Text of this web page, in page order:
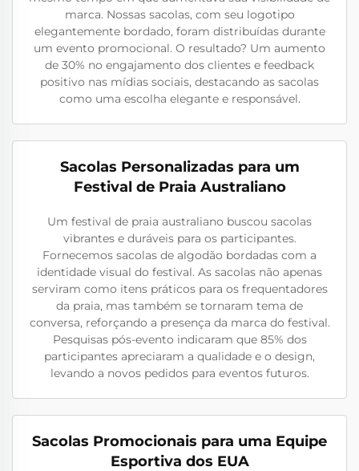
marca. Nossas sacolas, com seu logotipo
elegantemente bordado, foram distribuídas durante
um evento promocional. O resultado? Um aumento
de 30% no engajamento dos clientes e feedback
positivo nas mídias sociais, destacando as sacolas
como uma escolha elegante e responsável.
Sacolas Personalizadas para um
Festival de Praia Australiano
Um festival de praia australiano buscou sacolas
vibrantes e duráveis para os participantes.
Fornecemos sacolas de algodão bordadas com a
identidade visual do festival. As sacolas não apenas
serviram como itens práticos para os frequentadores
da praia, mas também se tornaram tema de
conversa, reforçando a presença da marca do festival.
Pesquisas pós-evento indicaram que 85% dos
participantes apreciaram a qualidade e o design,
levando a novos pedidos para eventos futuros.
Sacolas Promocionais para uma Equipe
Esportiva dos EUA